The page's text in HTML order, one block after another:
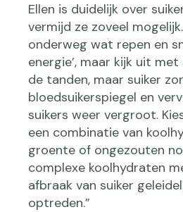
Ellen is duidelijk over
vermijd ze zoveel
onderweg wat repen en
energie’, maar kijk uit
de tanden, maar suiker
bloedsuikerspiegel en
suikers weer vergroot.
een combinatie van
groente of ongezouten
complexe koolhydraten
afbraak van suiker
optreden.”